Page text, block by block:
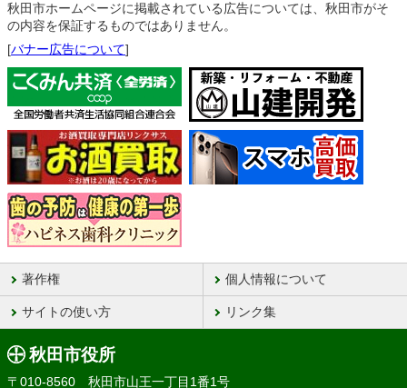
秋田市ホームページに掲載されている広告については、秋田市がそ
の内容を保証するものではありません。
[バナー広告について]
著作権 個人情報について
サイトの使い方 リンク集
秋田市役所
〒010-8560 秋田市山王一丁目1番1号